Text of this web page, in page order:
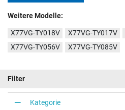
Weitere Modelle:
X77VG-TY018V X77VG-TY017V
X77VG-TY056V
X77VG-TY085V
Filter
Kategorie